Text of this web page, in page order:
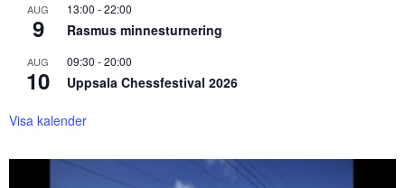
AUG
9
13:00 -22:00
Rasmus minnesturnering
AUG
10
09:30 -20:00
Uppsala Chessfestival 2026
Visa kalender